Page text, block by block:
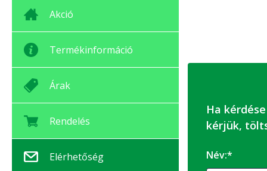
Akció
Termékinformáció
Árak
Rendelés
Elérhetőség
Ha
kérjük,
Név:*